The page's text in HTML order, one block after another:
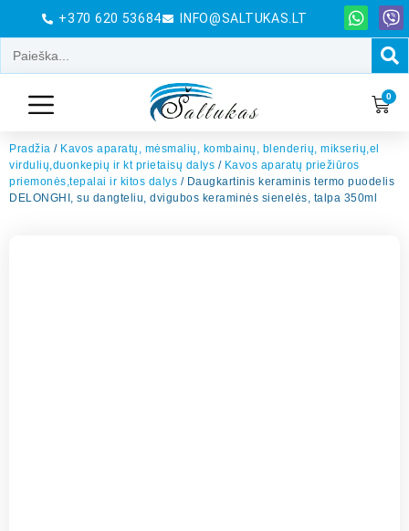
+370 620 53684 INFO@SALTUKAS.LT
0
Pradžia / Kavos aparatų, mėsmalių, kombainų, blenderių, mikserių,el
virdulių,duonkepių ir kt prietaisų dalys / Kavos aparatų priežiūros
priemonės,tepalai ir kitos dalys / Daugkartinis keraminis termo puodelis
DELONGHI, su dangteliu, dvigubos keraminės sienelės, talpa 350ml